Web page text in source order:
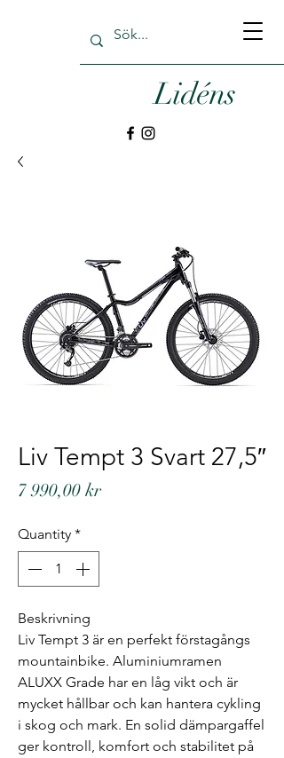
Lidéns
Liv Tempt 3 Svart 27,5″
7 990,00 krPrice
Quantity *
Beskrivning
Liv Tempt 3 är en perfekt förstagångs
mountainbike. Aluminiumramen
ALUXX Grade har en låg vikt och är
mycket hållbar och kan hantera cykling
i skog och mark. En solid dämpargaffel
ger kontroll, komfort och stabilitet på